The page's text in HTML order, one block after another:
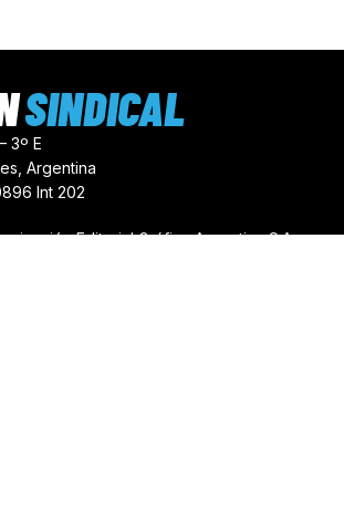
3º E
Argentina
Int 202
Editorial Gráfica Argentina S.A.
SINDICAL